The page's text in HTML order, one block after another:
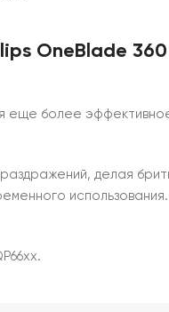
OneBlade
еще более
делая
использования.